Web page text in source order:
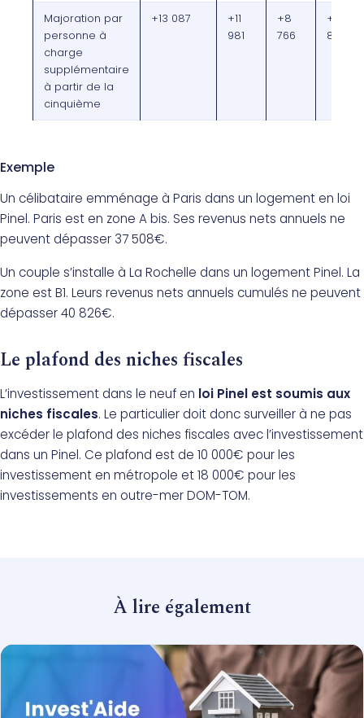
Majoration par
personne à
charge
supplémentaire
à partir de la
cinquième
+13 087
+11
981
+8
766
+7
888
Exemple
Un célibataire emménage à Paris dans un logement en loi
Pinel. Paris est en zone A bis. Ses revenus nets annuels ne
peuvent dépasser 37 508€.
Un couple s’installe à La Rochelle dans un logement Pinel. La
zone est B1. Leurs revenus nets annuels cumulés ne peuvent
dépasser 40 826€.
Le plafond des niches fiscales
L’investissement dans le neuf en loi Pinel est soumis aux
niches fiscales. Le particulier doit donc surveiller à ne pas
excéder le plafond des niches fiscales avec l’investissement
dans un Pinel. Ce plafond est de 10 000€ pour les
investissement en métropole et 18 000€ pour les
investissements en outre-mer DOM-TOM.
À lire également